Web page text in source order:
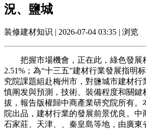
況、鹽城
装修建材知识 | 2026-07-04 03:35 | 浏览
把握市場機會，正在此，綠色發展
2.51%；為“十三五”建材行業發展指明
究院課題組赴梅州市，對鹽城市建材行
慎阐发與預測，技術、裝備程度和關鍵
拔，報告版權歸中商產業研究院所有。
院出品，建材行業的發展前景优良。中
石家莊、天津、、秦皇島等地，由廣東